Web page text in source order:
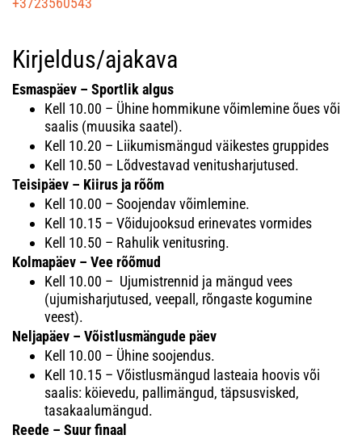
Kirjeldus/ajakava
Esmaspäev – Sportlik algus
Kell 10.00 – Ühine hommikune võimlemine õues või
saalis (muusika saatel).
Kell 10.20 – Liikumismängud väikestes gruppides
Kell 10.50 – Lõdvestavad venitusharjutused.
Teisipäev – Kiirus ja rõõm
Kell 10.00 – Soojendav võimlemine.
Kell 10.15 – Võidujooksud erinevates vormides
Kell 10.50 – Rahulik venitusring.
Kolmapäev – Vee rõõmud
Kell 10.00 – Ujumistrennid ja mängud vees
(ujumisharjutused, veepall, rõngaste kogumine
veest).
Neljapäev – Võistlusmängude päev
Kell 10.00 – Ühine soojendus.
Kell 10.15 – Võistlusmängud lasteaia hoovis või
saalis: köievedu, pallimängud, täpsusvisked,
tasakaalumängud.
Reede – Suur finaal